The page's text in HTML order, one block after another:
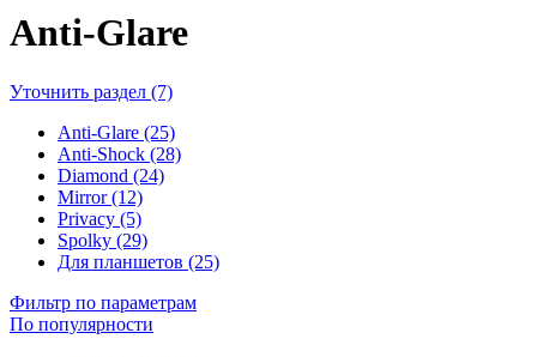
Anti-Glare
Уточнить раздел (7)
Anti-Glare (25)
Anti-Shock (28)
Diamond (24)
Mirror (12)
Privacy (5)
Spolky (29)
Для планшетов (25)
Фильтр по параметрам
По популярности